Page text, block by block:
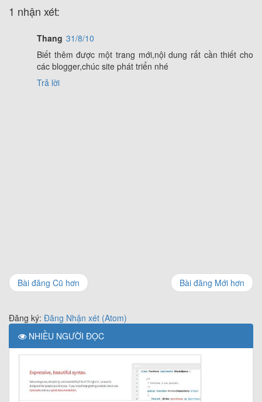
1 nhận xét:
Thang 31/8/10
Biết thêm được một trang mới,nội dung rất cần thiết cho
các blogger,chúc site phát triển nhé
Trả lời
Bài đăng Mới hơn
Bài đăng Cũ hơn
Đăng ký: Đăng Nhận xét (Atom)
NHIỀU NGƯỜI ĐỌC